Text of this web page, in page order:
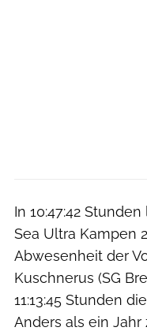
In 10:47:42
Sea Ultra Kampen
Abwesenheit der
Kuschnerus (SG
11:13:45 Stunden
Anders als ein